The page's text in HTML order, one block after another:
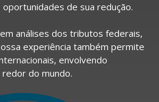
de sua redução.
análises dos tributos federais,
experiência também permite
envolvendo
do mundo.